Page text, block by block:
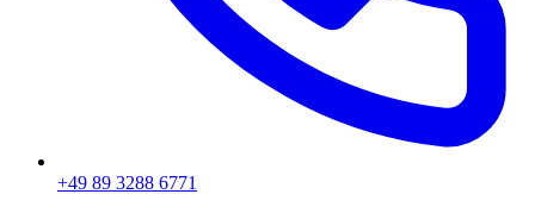
+49 89 3288 6771